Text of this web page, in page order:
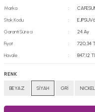
Marka
Stok Kodu
Garanti Süresi
24 Ay
Fiyat
720,34
Havale
847,12
RENK
BEYAZ SİYAH GRİ NICKEL